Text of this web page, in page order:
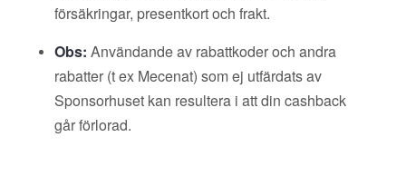
försäkringar, presentkort och frakt.
Obs: Användande av rabattkoder och andra
rabatter (t ex Mecenat) som ej utfärdats av
Sponsorhuset kan resultera i att din cashback
går förlorad.